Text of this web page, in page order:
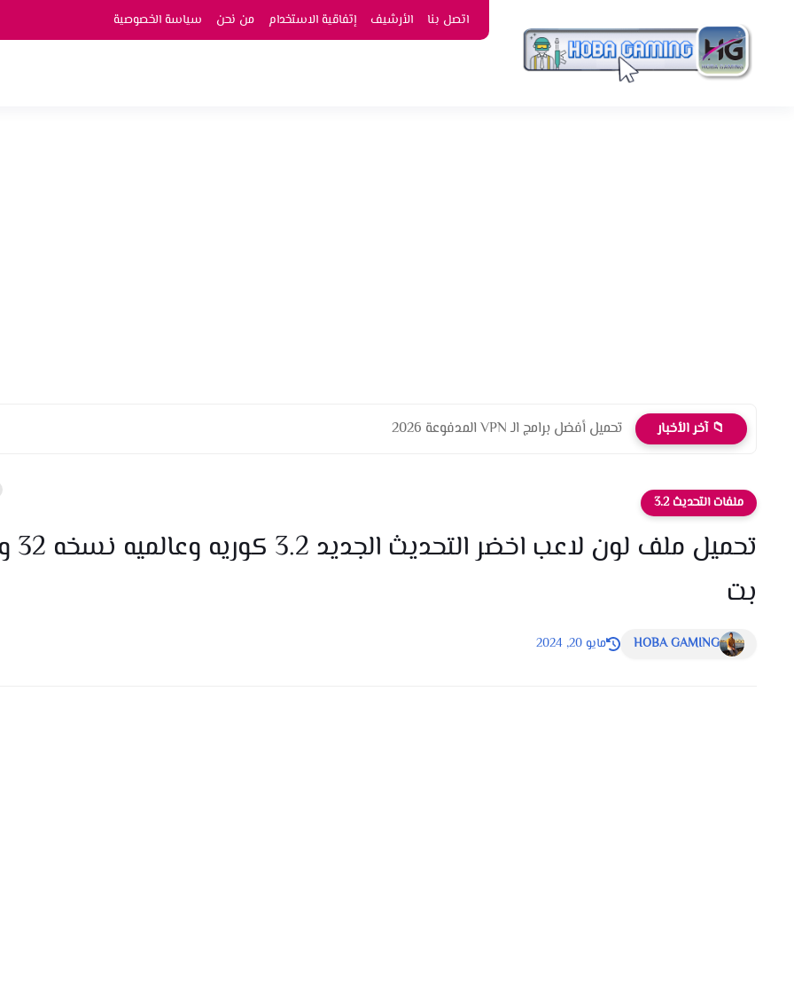
اتصل بنا الأرشيف إتفاقية الاستخدام من نحن سياسة الخصوصية
📁 آخر الأخبار تحميل أفضل برامج الـ VPN المدفوعة 2026
ملفات التحديث 3.2
بت
HOBA GAMING مايو 20, 2024